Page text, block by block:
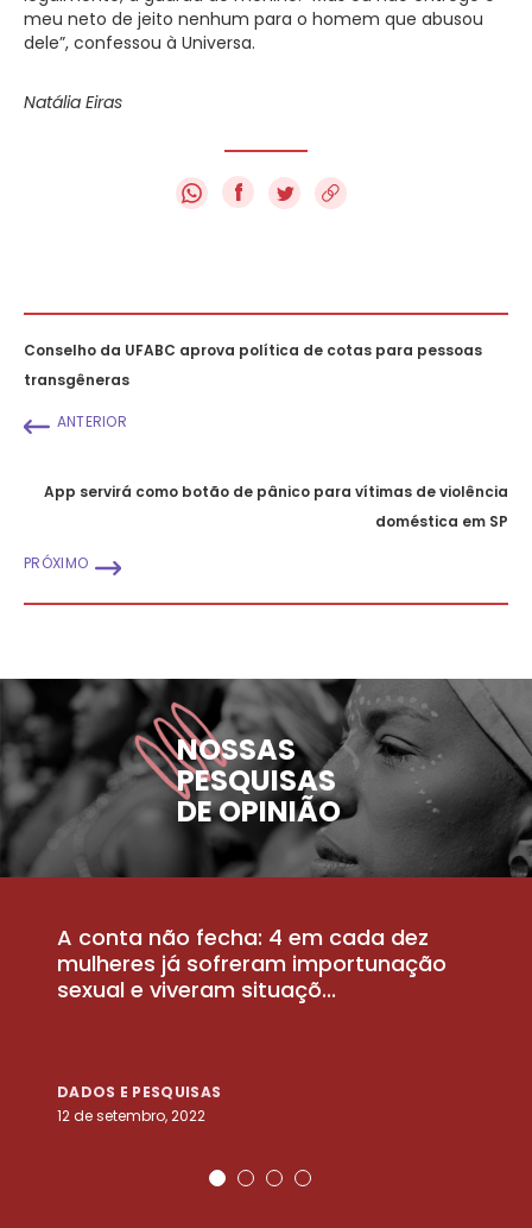
meu neto de jeito nenhum para o homem que abusou
dele”, confessou à Universa.
Natália Eiras
f
Conselho da UFABC aprova política de cotas para pessoas
transgêneras
ANTERIOR
App servirá como botão de pânico para vítimas de violência
doméstica em SP
PRÓXIMO
NOSSAS
PESQUISAS
DE OPINIÃO
A conta não fecha: 4 em cada dez
mulheres já sofreram importunação
sexual e viveram situaçõ...
DADOS E PESQUISAS
12 de setembro, 2022